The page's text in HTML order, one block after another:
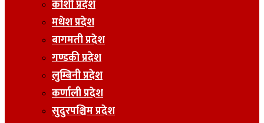
कोशी प्रदेश
मधेश प्रदेश
बागमती प्रदेश
गण्डकी प्रदेश
लुम्बिनी प्रदेश
कर्णाली प्रदेश
सुदुरपश्चिम प्रदेश